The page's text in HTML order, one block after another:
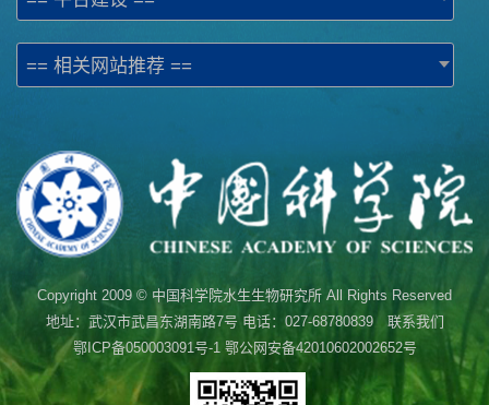
== 相关网站推荐 ==
Copyright 2009 © 中国科学院水生生物研究所 All Rights Reserved
地址：武汉市武昌东湖南路7号 电话：027-68780839 联系我们
鄂ICP备050003091号-1鄂公网安备42010602002652号